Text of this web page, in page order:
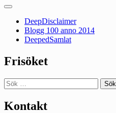
Primär
DeepDisclaimer
Blogg 100 anno 2014
DeepedSamlat
Frisöket
Sök
efter:
Kontakt